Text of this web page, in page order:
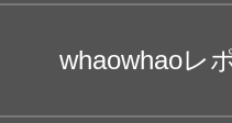
whaowhaoレ